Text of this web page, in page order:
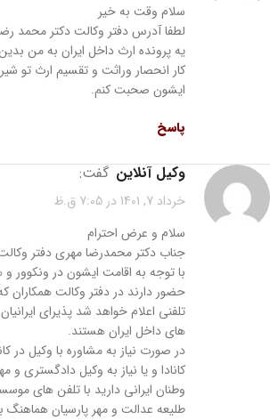
سلام وقت به خیر
لطفا آدرس دفتر وکالت دکتر محمد
یه پرونده ارث داخل ایران به من
کار انحصار وراثت و تقسیم ارث تو
ایشون صحبت کنم.
پاسخ
وکیل آنلاین گفت:
خرداد 7, 1401 در 7:05 ق.ظ
سلام و عرض احترام
جناب دکتر محمدرضا مهری دفتر وکالت
با توجه به اقامت ایشون در ونکوور و
حضور دارند در دفتر وکالت همکاران
تلفنی اعلام خواهد شد پذیرای
های داخل ایران هستند.
در صورت نیاز به مشاوره با وکیل در
کانادا و یا نیاز به وکیل دادگستری و
وطنان ایرانی دارید با تلفن های
طلیعه عدالت و مهر پارسیان هماهنگ